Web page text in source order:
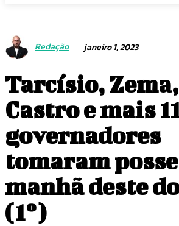
Redação janeiro 1, 2023
Tarcísio,
Castro e mais
governadores
tomaram
manhã deste
(1º)